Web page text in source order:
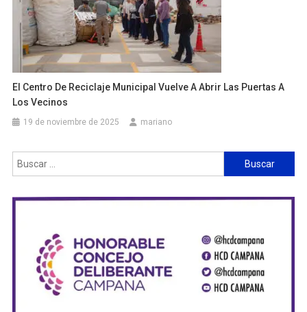
El Centro De Reciclaje Municipal Vuelve A Abrir Las Puertas A
Los Vecinos
19 de noviembre de 2025 mariano
Buscar: